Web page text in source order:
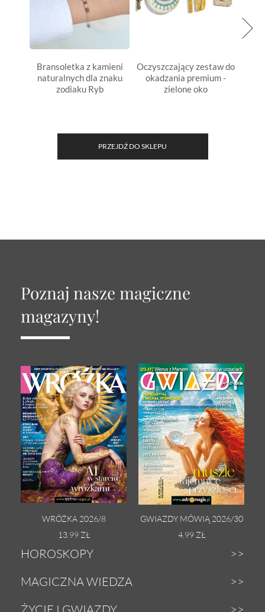
Bransoletka z kamieni
naturalnych dla znaku
zodiaku Ryb
Oczyszczający zestaw do
okadzania premium -
zielone oko
PRZEJDŹ DO SKLEPU
Poznaj nasze magiczne
magazyny!
WRÓŻKA 2026/8
13.99 ZŁ
GWIAZDY MÓWIĄ 2026/30
4.99 ZŁ
HOROSKOPY
Dzienny
Tygodniowy
MAGICZNA WIEDZA
Zodiak